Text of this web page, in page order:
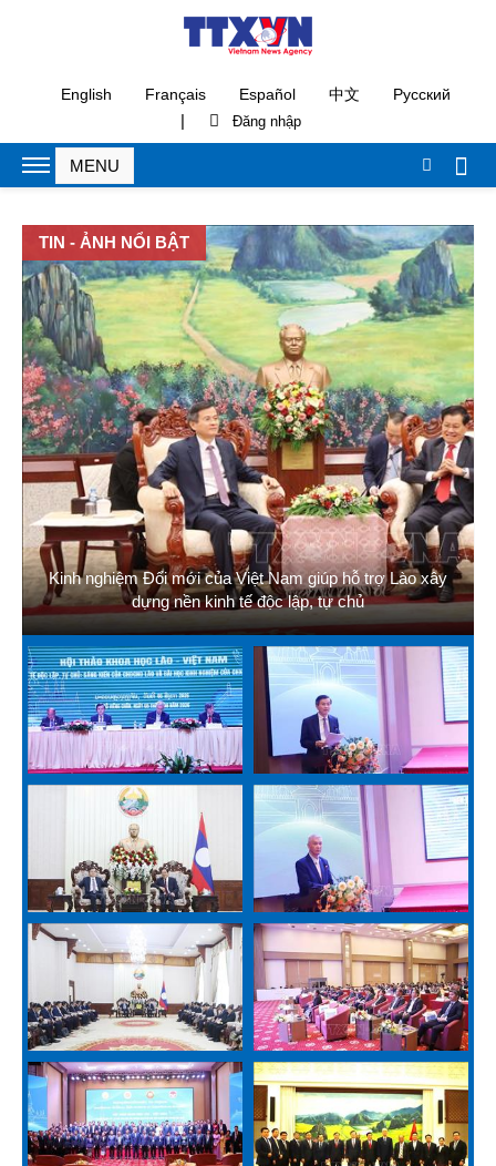
English Français Español 中文 Русский
|
TIN - ẢNH NỔI BẬT
Kinh nghiệm Đổi mới của Việt Nam giúp hỗ trợ Lào xây
dựng nền kinh tế độc lập, tự chủ